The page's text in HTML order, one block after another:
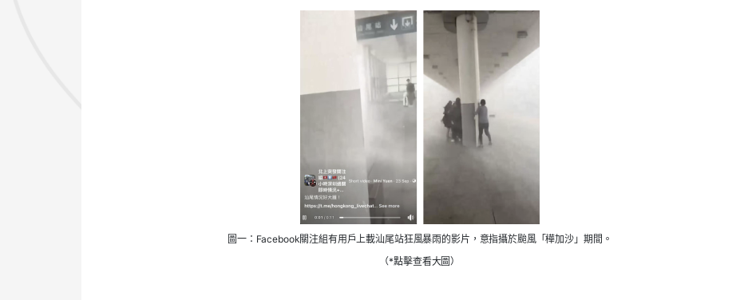
圖一：Facebook關注組有用戶上載汕尾站狂風暴雨的影片，意指攝於颱風「樺加沙」期間。
（*點擊查看大圖）